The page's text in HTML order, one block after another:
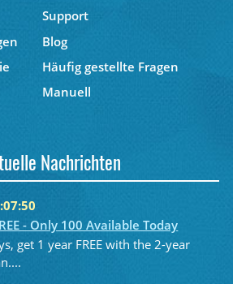
Support
Blog
Häufig gestellte Fragen
Manuell
Nachrichten
- Only 100 Available Today
get 1 year FREE with the 2-year